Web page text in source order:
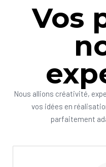
Vos
Nous allions créativité,
vos idées en
parfaitement